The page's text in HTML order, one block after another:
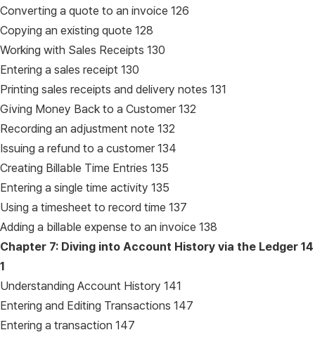
Converting a quote to an invoice 126
Copying an existing quote 128
Working with Sales Receipts 130
Entering a sales receipt 130
Printing sales receipts and delivery notes 131
Giving Money Back to a Customer 132
Recording an adjustment note 132
Issuing a refund to a customer 134
Creating Billable Time Entries 135
Entering a single time activity 135
Using a timesheet to record time 137
Adding a billable expense to an invoice 138
Chapter 7: Diving into Account History via the Ledger 14
1
Understanding Account History 141
Entering and Editing Transactions 147
Entering a transaction 147